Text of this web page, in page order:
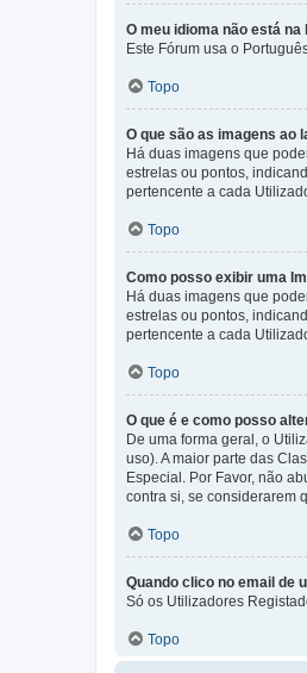
O meu idioma não está na
Este Fórum usa o
Topo
O que são as imagens ao
Há duas imagens que
estrelas ou pontos,
pertencente a cada
Topo
Como posso exibir uma
Há duas imagens que
estrelas ou pontos,
pertencente a cada
Topo
O que é e como posso
De uma forma geral, o
uso). A maior parte das
Especial. Por Favor, não
contra si, se considerarem
Topo
Quando clico no email de
Só os Utilizadores
Topo